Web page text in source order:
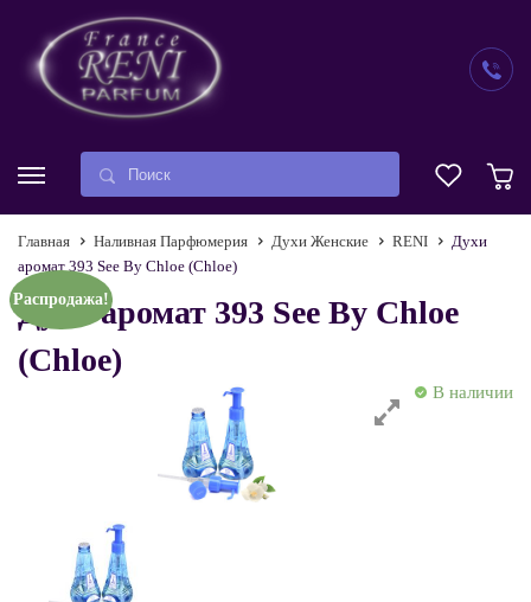
Главная Наливная Парфюмерия Духи Женские RENI
Духи
аромат 393 See By Chloe (Chloe)
Духи аромат 393 See By Chloe
(Chloe)
В наличии
Распродажа!